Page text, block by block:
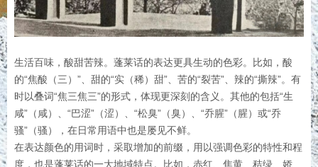
生活百味，酸甜苦辣。蓬莱话的表达更具生动的色彩。比如，酸
的“焦酸（三）”、甜的“实（稀）甜”、苦的“裂苦”、辣的“撕辣”。有
时以叠词“焦三焦三”的形式，体现更深刻的含义。其他的包括“生
咸”（咸）、“巴涩”（涩）、“松臭”（臭）、“乔腥”（腥）或“乔
骚”（骚），在日常用语中也是屡见不鲜。
在表达颜色的用词时，采取增加的前缀，用以强调色彩的特性和程
度，也是蓬莱话的一大地域特点。比如，赤红、焦黄、秸绿、娇